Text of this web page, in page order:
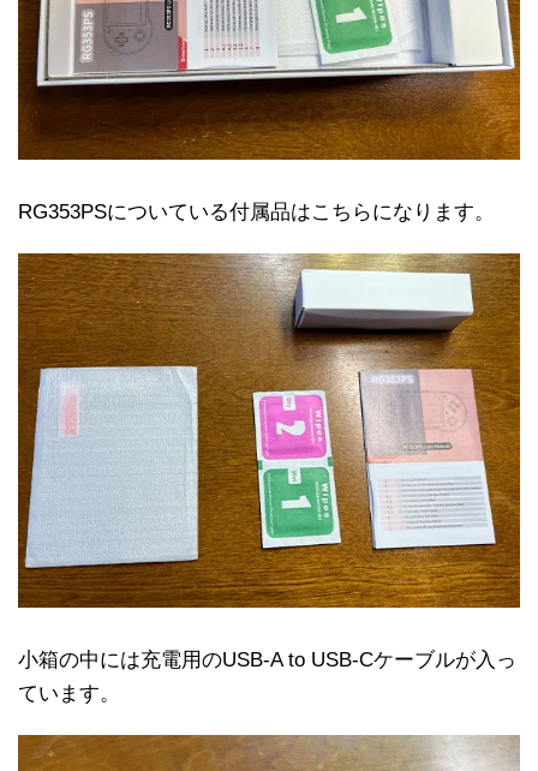
RG353PSについている付属品はこちらになります。
小箱の中には充電用のUSB-A to USB-Cケーブルが入っ
ています。